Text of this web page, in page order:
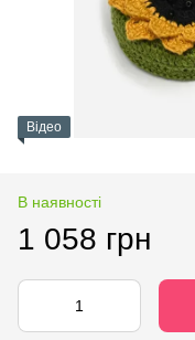
Відео
В наявності
1 058 грн